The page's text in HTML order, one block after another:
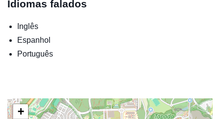
Idiomas falados
Inglês
Espanhol
Português
+